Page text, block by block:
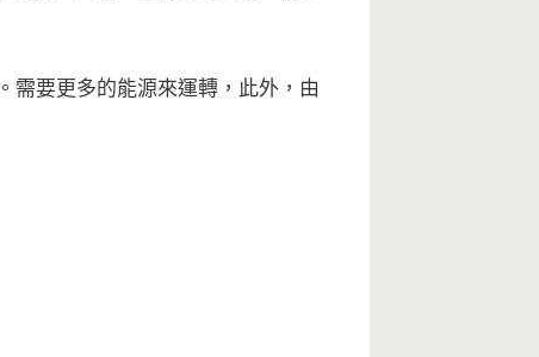
需要更多的能源來運轉，此外，由